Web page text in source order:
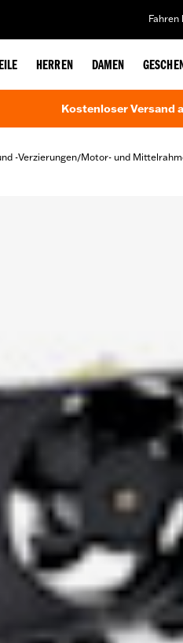
Fahren
HERREN DAMEN
Kostenloser Versand
-Verzierungen/Motor- und